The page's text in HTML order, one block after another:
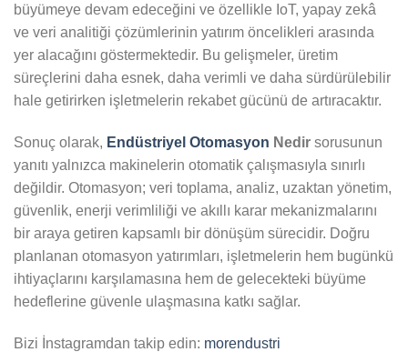
büyümeye devam edeceğini ve özellikle IoT, yapay zekâ
ve veri analitiği çözümlerinin yatırım öncelikleri arasında
yer alacağını göstermektedir. Bu gelişmeler, üretim
süreçlerini daha esnek, daha verimli ve daha sürdürülebilir
hale getirirken işletmelerin rekabet gücünü de artıracaktır.
Sonuç olarak, Endüstriyel Otomasyon Nedir sorusunun
yanıtı yalnızca makinelerin otomatik çalışmasıyla sınırlı
değildir. Otomasyon; veri toplama, analiz, uzaktan yönetim,
güvenlik, enerji verimliliği ve akıllı karar mekanizmalarını
bir araya getiren kapsamlı bir dönüşüm sürecidir. Doğru
planlanan otomasyon yatırımları, işletmelerin hem bugünkü
ihtiyaçlarını karşılamasına hem de gelecekteki büyüme
hedeflerine güvenle ulaşmasına katkı sağlar.
Bizi İnstagramdan takip edin: morendustri